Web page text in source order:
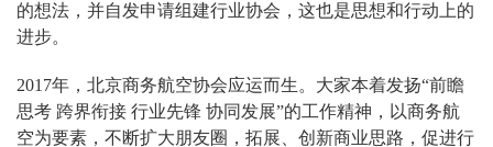
的想法，并自发申请组建行业协会，这也是思想和行动上的
进步。
2017年，北京商务航空协会应运而生。大家本着发扬“前瞻
思考 跨界衔接 行业先锋 协同发展”的工作精神，以商务航
空为要素，不断扩大朋友圈，拓展、创新商业思路，促进行